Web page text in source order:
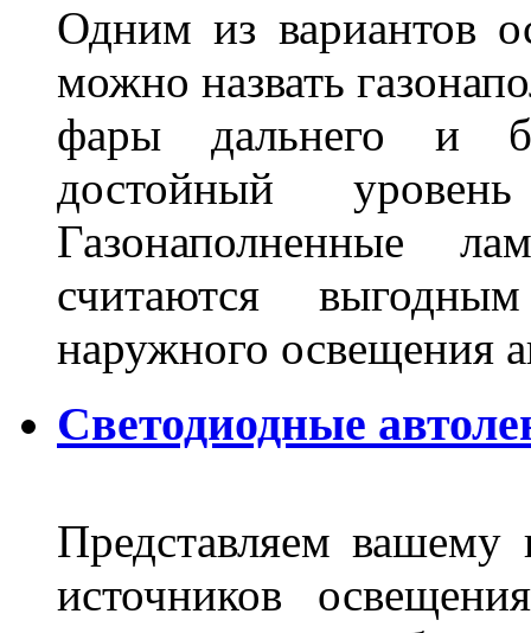
Одним из вариантов
можно назвать
фары дальнего и
достойный
Газонаполненные
считаются
наружного освещения
Светодиодные
Представляем
источников